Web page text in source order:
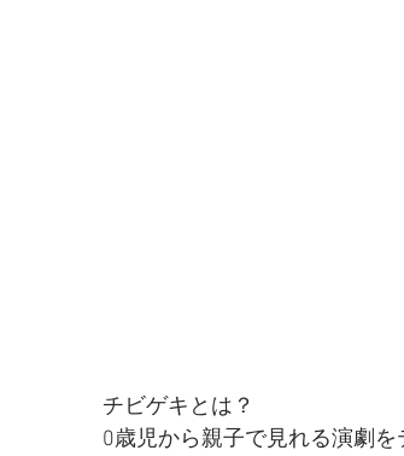
チビゲキとは？
0歳児から親子で見れる演劇を